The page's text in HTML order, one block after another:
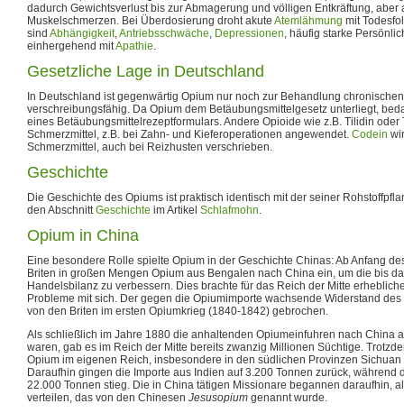
dadurch Gewichtsverlust bis zur Abmagerung und völligen Entkräftung, aber
Muskelschmerzen. Bei Überdosierung droht akute Atemlähmung mit
sind Abhängigkeit,Antriebsschwäche, Depressionen, häufig starke
einhergehend mitApathie.
Gesetzliche Lage in Deutschland
In Deutschland ist gegenwärtig Opium nur noch zur Behandlung
verschreibungsfähig. Da Opium dem Betäubungsmittelgesetz unterliegt,
eines Betäubungsmittelrezeptformulars. Andere Opioide wie z.B. Tilidin
Schmerzmittel, z.B. bei Zahn- und Kieferoperationen angewendet. Codein
Schmerzmittel, auch bei Reizhusten verschrieben.
Geschichte
Die Geschichte des Opiums ist praktisch identisch mit der seiner
den AbschnittGeschichte im Artikel Schlafmohn.
Opium in China
Eine besondere Rolle spielte Opium in der Geschichte Chinas: Ab Anfang
Briten in großen Mengen Opium aus Bengalen nach China ein, um die bis
Handelsbilanz zu verbessern. Dies brachte für das Reich der Mitte
Probleme mit sich. Der gegen die Opiumimporte wachsende Widerstand
von den Briten im ersten Opiumkrieg (1840-1842) gebrochen.
Als schließlich im Jahre 1880 die anhaltenden Opiumeinfuhren nach China
waren, gab es im Reich der Mitte bereits zwanzig Millionen Süchtige.
Opium im eigenen Reich, insbesondere in den südlichen Provinzen
Daraufhin gingen die Importe aus Indien auf 3.200 Tonnen zurück, während
22.000 Tonnen stieg. Die in China tätigen Missionare begannen daraufhin,
verteilen, das von den Chinesen Jesusopium genannt wurde.